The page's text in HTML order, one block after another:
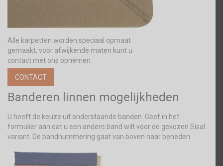
Alle karpetten worden speciaal opmaat
gemaakt, voor afwijkende maten kunt u
contact met ons opnemen.
CONTACT
Banderen linnen mogelijkheden
U heeft de keuze uit onderstaande banden. Geef in het
formulier aan dat u een andere band wilt voor de gekozen Sisal
variant. De bandnummering gaat van boven naar beneden.